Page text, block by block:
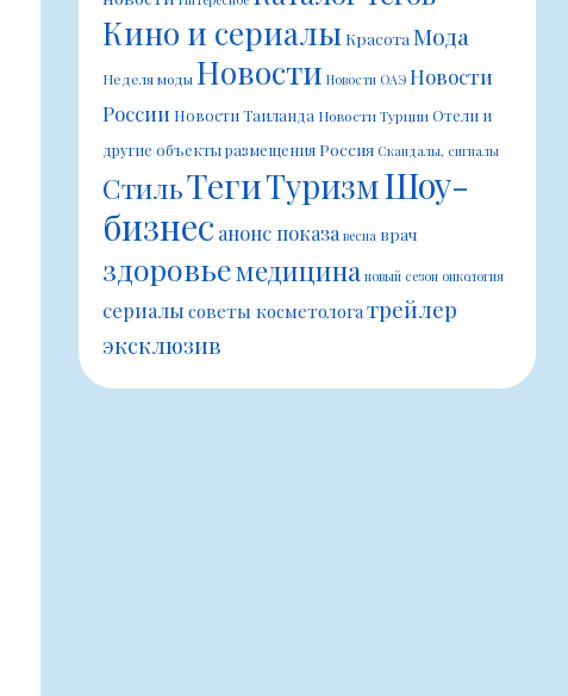
Кино и сериалыКрасота Мода
Неделя моды Новости Новости ОАЭ Новости
России Новости Таиланда Новости ТурцииОтели и
другие объекты размещенияРоссия Скандалы, сигналы
СтильТегиТуризмШоу-
бизнес анонс показа весна врач
здоровьемедицина новый сезон онкология
сериалы советы косметологатрейлер
эксклюзив